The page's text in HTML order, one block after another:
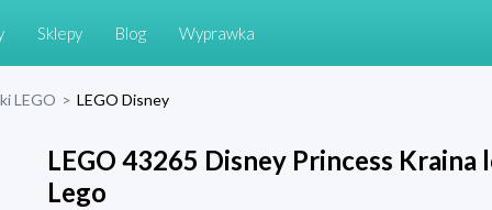
Sklepy Blog Wyprawka
LEGO > LEGO Disney
LEGO 43265 Disney Princess
Lego